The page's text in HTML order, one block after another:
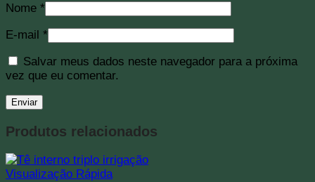
Nome *
E-mail *
Salvar meus dados neste navegador para a próxima
vez que eu comentar.
Produtos relacionados
Visualização Rápida